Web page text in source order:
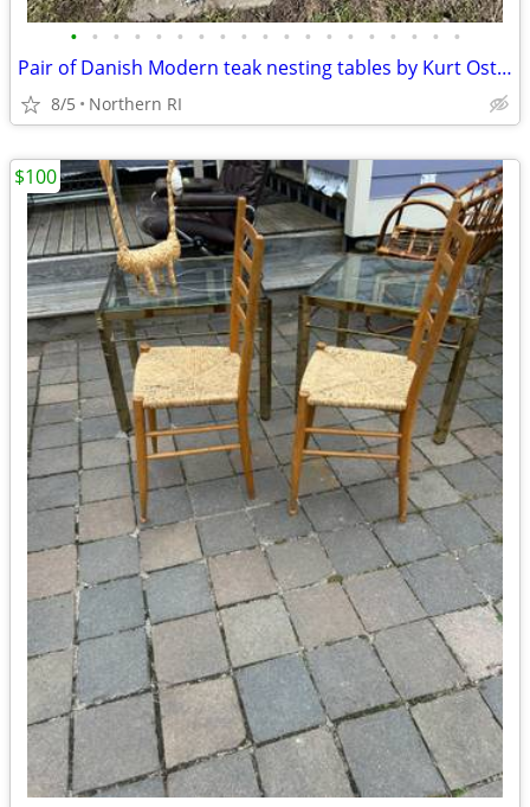
• • • • • • • • • • • • • • • • • • •
Pair of Danish Modern teak nesting tables by Kurt Ostervig A138
8/5 Northern RI
$100